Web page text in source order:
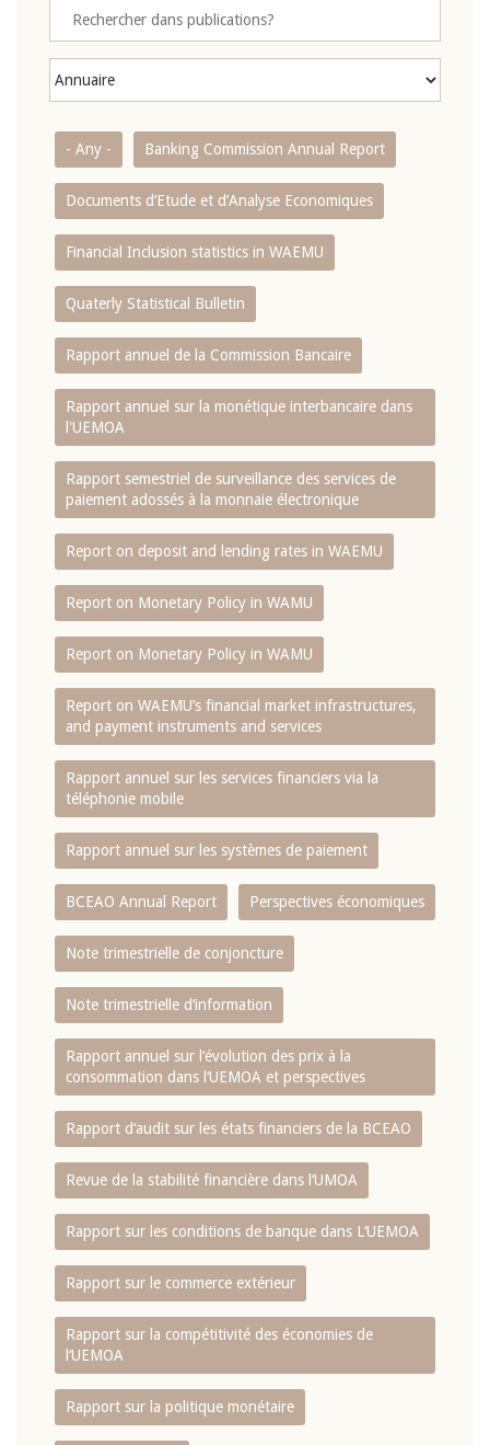
- Any - Banking Commission Annual Report
Documents d’Etude et d’Analyse Economiques
Financial Inclusion statistics in WAEMU
Quaterly Statistical Bulletin
Rapport annuel de la Commission Bancaire
Rapport annuel sur la monétique interbancaire dans
l'UEMOA
Rapport semestriel de surveillance des services de
paiement adossés à la monnaie électronique
Report on deposit and lending rates in WAEMU
Report on Monetary Policy in WAMU
Report on Monetary Policy in WAMU
Report on WAEMU’s financial market infrastructures,
and payment instruments and services
Rapport annuel sur les services financiers via la
téléphonie mobile
Rapport annuel sur les systèmes de paiement
BCEAO Annual Report Perspectives économiques
Note trimestrielle de conjoncture
Note trimestrielle d‘information
Rapport annuel sur l‘évolution des prix à la
consommation dans l‘UEMOA et perspectives
Rapport d‘audit sur les états financiers de la BCEAO
Revue de la stabilité financière dans l‘UMOA
Rapport sur les conditions de banque dans L‘UEMOA
Rapport sur le commerce extérieur
Rapport sur la compétitivité des économies de
l‘UEMOA
Rapport sur la politique monétaire